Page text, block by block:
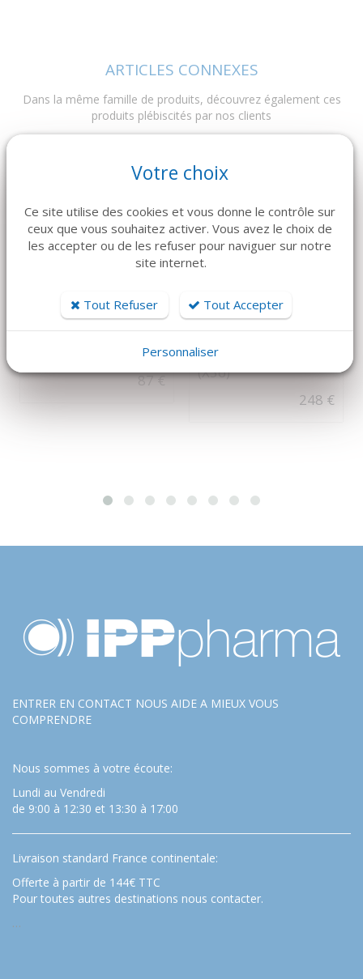
ARTICLES CONNEXES
Dans la même famille de produits, découvrez également ces
produits plébiscités par nos clients
KOHLER
COMPACTEUR
87 €
4.43€TTC/PC PAR 56
MEDLINE
COUVRE TABLE
MAYO 58X145 CM
(X56)
248 €
ENTRER EN CONTACT NOUS AIDE A MIEUX VOUS
COMPRENDRE
Nous sommes à votre écoute:
Lundi au Vendredi
de 9:00 à 12:30 et 13:30 à 17:00
Livraison standard France continentale:
Offerte à partir de 144€ TTC
Pour toutes autres destinations nous contacter.
…
Votre choix
Ce site utilise des cookies et vous donne le contrôle sur
ceux que vous souhaitez activer. Vous avez le choix de
les accepter ou de les refuser pour naviguer sur notre
site internet.
Tout Refuser Tout Accepter
Personnaliser